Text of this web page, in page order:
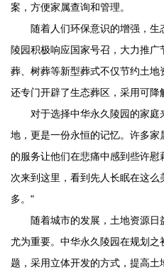
案，方便家属查询和管理。
随着人们环保意识的增强，生
陵园积极响应国家号召，大力推
葬、树葬等新型葬式不仅节约土
还专门开辟了生态葬区，采用可降
对于选择中华永久陵园的家庭
地，更是一份永恒的记忆。许多家
的服务让他们在悲痛中感到些许
次来到这里，看到先人长眠在这
多。"
随着城市的发展，土地资源
尤为重要。 中华永久陵园在规划之
题，采用立体开发的方式，提高